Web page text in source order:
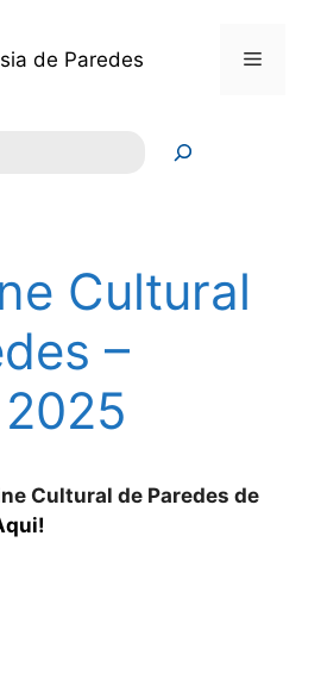
Menu
Cultural
–
Cultural de Paredes de